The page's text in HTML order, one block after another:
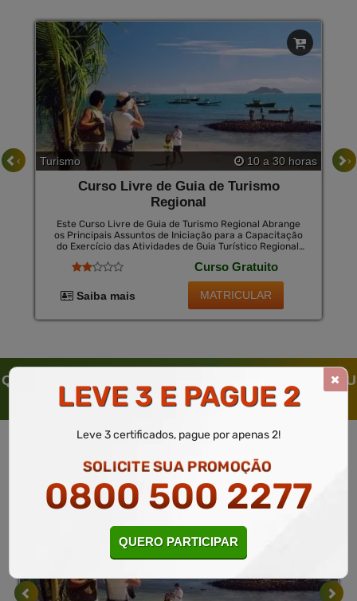
Turismo 10 a 30 horas
Curso Livre de Guia de Turismo
Regional
Este Curso Livre de Guia de Turismo Regional Abrange
os Principais Assuntos de Iniciação para a Capacitação
do Exercício das Atividades de Guia Turístico Regional,
Turístico, Apresentando-O a Esta Profissão, Ensinando-
Lhe os Conceitos da Profissão, Comunicação com o
Público (Turistas), Repertório de Lazer e Cultura,
Familiaridade com a Hotelaria, Relacionamento
Hospitalidade no Brasil, Entre Outros Temas Básicos,
Curso Gratuito
Saiba mais MATRICULAR
‹ ›
QUEM SOLICITOU ESTE CURSO LIVRE, SOLICITOU
TAMBÉM
LEVE 3 E PAGUE 2
Leve 3 certificados, pague por apenas 2!
SOLICITE SUA PROMOÇÃO
0800 500 2277
QUERO PARTICIPAR